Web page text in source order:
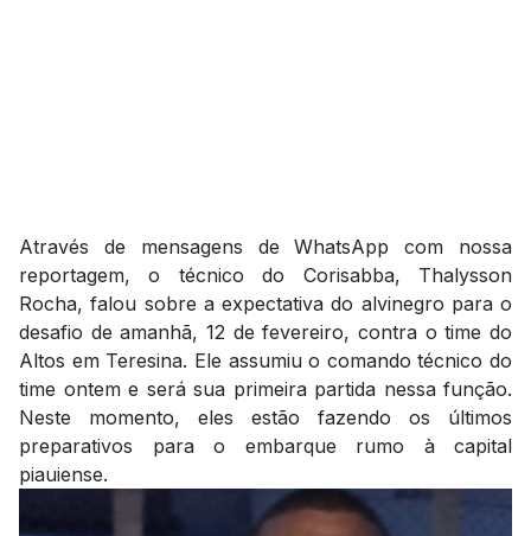
Através de mensagens de WhatsApp com nossa
reportagem, o técnico do Corisabba, Thalysson
Rocha, falou sobre a expectativa do alvinegro para o
desafio de amanhã, 12 de fevereiro, contra o time do
Altos em Teresina. Ele assumiu o comando técnico do
time ontem e será sua primeira partida nessa função.
Neste momento, eles estão fazendo os últimos
preparativos para o embarque rumo à capital
piauiense.